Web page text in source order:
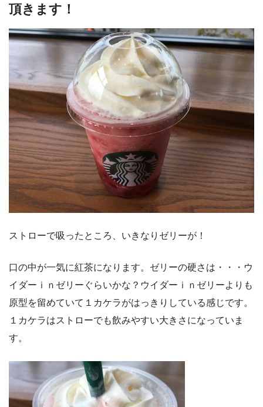
頂きます！
ストローで吸ったところ、いきなりゼリーが！
口の中が一気に紅茶になります。ゼリーの硬さは・・・ウ
イダーｉｎゼリーぐらいかな？ウイダーｉｎゼリーよりも
原型を留めていて１カケラがはっきりしている感じです。
１カケラはストローでも飲みやすい大きさになっていま
す。